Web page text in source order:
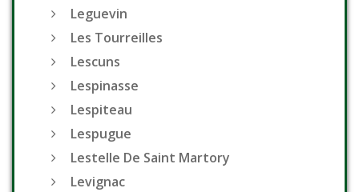
Leguevin
Les Tourreilles
Lescuns
Lespinasse
Lespiteau
Lespugue
Lestelle De Saint Martory
Levignac